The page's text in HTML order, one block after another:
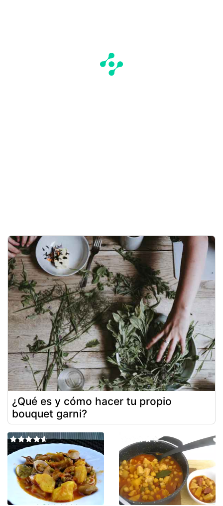
¿Qué es y cómo hacer tu propio
bouquet garni?